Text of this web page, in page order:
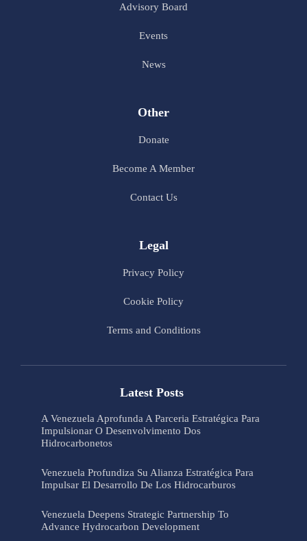
Advisory Board
Events
News
Other
Donate
Become A Member
Contact Us
Legal
Privacy Policy
Cookie Policy
Terms and Conditions
Latest Posts
A Venezuela Aprofunda A Parceria Estratégica Para
Impulsionar O Desenvolvimento Dos
Hidrocarbonetos
Venezuela Profundiza Su Alianza Estratégica Para
Impulsar El Desarrollo De Los Hidrocarburos
Venezuela Deepens Strategic Partnership To
Advance Hydrocarbon Development